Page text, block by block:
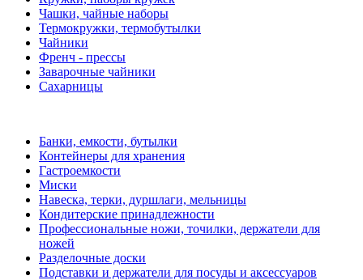
Чашки, чайные наборы
Термокружки, термобутылки
Чайники
Френч - прессы
Заварочные чайники
Сахарницы
Банки, емкости, бутылки
Контейнеры для хранения
Гастроемкости
Миски
Навеска, терки, дуршлаги, мельницы
Кондитерские принадлежности
Профессиональные ножи, точилки, держатели для
ножей
Разделочные доски
Подставки и держатели для посуды и аксессуаров